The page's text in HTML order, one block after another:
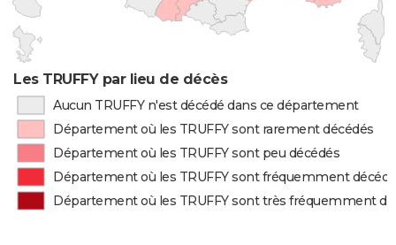
Les TRUFFY par lieu de décès
Aucun TRUFFY n'est décédé dans ce département
Département où les TRUFFY sont rarement décédés
Département où les TRUFFY sont peu décédés
Département où les TRUFFY sont fréquemment
Département où les TRUFFY sont très fréquemment